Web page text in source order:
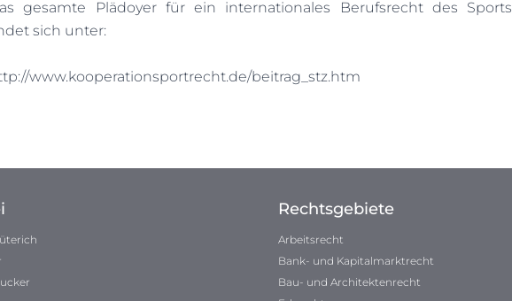
gesamte Plädoyer für ein internationales Berufsrecht des Sports
sich unter:
www.kooperationsportrecht.de/beitrag_stz.htm
Rechtsgebiete
Arbeitsrecht
Bank- und Kapitalmarktrecht
Bau- und Architektenrecht